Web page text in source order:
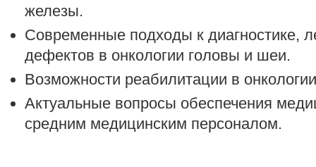
железы.
Современные подходы к диагностике,
дефектов в онкологии головы и шеи.
Возможности реабилитации в
Актуальные вопросы обеспечения
средним медицинским персоналом.